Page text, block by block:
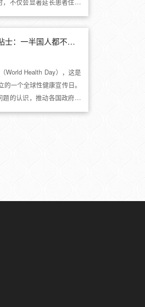
不仅会显著延长患者住院
【世界卫生日】健康小贴士：一半国人都不够的骨骼营养（不是钙）！
World Health Day），这是
一个全球性健康宣传日。
的认识，推动各国政府和
民的健康状况。一世界卫